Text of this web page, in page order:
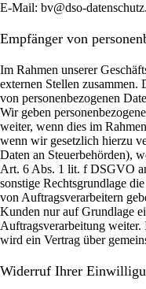
E-Mail: bv@dso-
Empfänger von
Im Rahmen unserer
externen Stellen
von personenbezogenen
Wir geben
weiter, wenn dies im
wenn wir gesetzlich hierzu
Daten an Steuerbehörden),
Art. 6 Abs. 1 lit. f DSGVO
sonstige Rechtsgrundlage
von Auftragsverarbeitern
Kunden nur auf Grundlage
Auftragsverarbeitung weiter.
wird ein Vertrag über
Widerruf Ihrer